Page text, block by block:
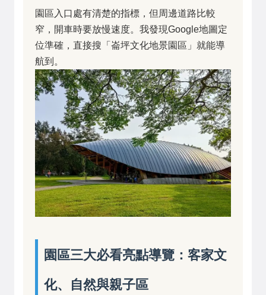
園區入口處有清楚的指標，但周邊道路比較
窄，開車時要放慢速度。我發現Google地圖定
位準確，直接搜「崙坪文化地景園區」就能導
航到。
園區三大必看亮點導覽：客家文
化、自然與親子區